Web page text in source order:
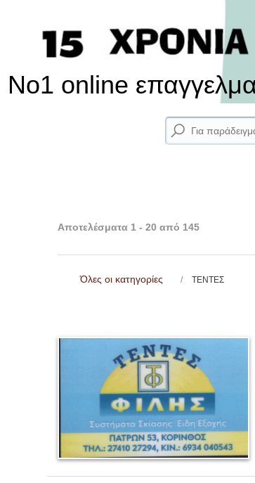
No1 online
Αποτελέσματα 1 - 20 από 145
Όλες οι κατηγορίες ΤΕΝΤΕΣ